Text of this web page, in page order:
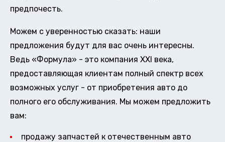
предпочесть.
Можем с уверенностью сказать: наши
предложения будут для вас очень интересны.
Ведь «Формула» - это компания XXI века,
предоставляющая клиентам полный спектр всех
возможных услуг - от приобретения авто до
полного его обслуживания. Мы можем предложить
вам:
продажу запчастей к отечественным авто